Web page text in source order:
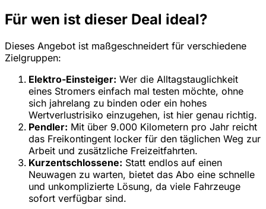
Für wen ist dieser Deal ideal?
Dieses Angebot ist maßgeschneidert für verschiedene
Zielgruppen:
Elektro-Einsteiger: Wer die Alltagstauglichkeit
eines Stromers einfach mal testen möchte, ohne
sich jahrelang zu binden oder ein hohes
Wertverlustrisiko einzugehen, ist hier genau richtig.
Pendler: Mit über 9.000 Kilometern pro Jahr reicht
das Freikontingent locker für den täglichen Weg zur
Arbeit und zusätzliche Freizeitfahrten.
Kurzentschlossene: Statt endlos auf einen
Neuwagen zu warten, bietet das Abo eine schnelle
und unkomplizierte Lösung, da viele Fahrzeuge
sofort verfügbar sind.